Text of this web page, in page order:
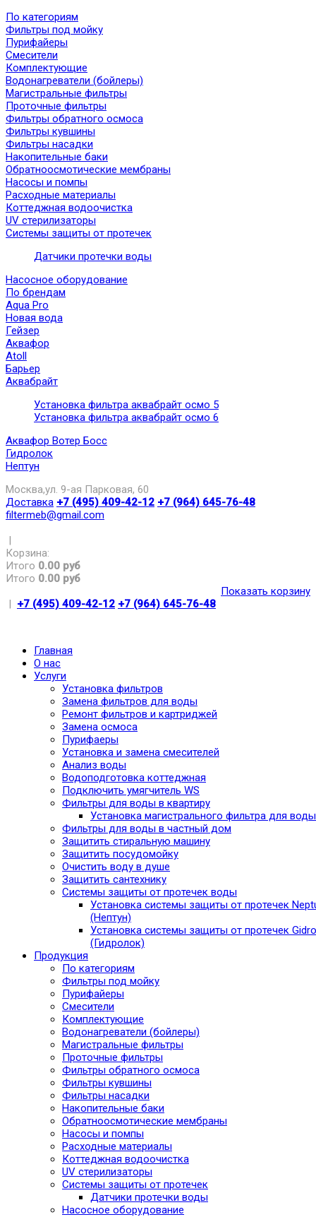
По категориям
Фильтры под мойку
Пурифайеры
Смесители
Комплектующие
Водонагреватели (бойлеры)
Магистральные фильтры
Проточные фильтры
Фильтры обратного осмоса
Фильтры кувшины
Фильтры насадки
Накопительные баки
Обратноосмотические мембраны
Насосы и помпы
Расходные материалы
Коттеджная водоочистка
UV стерилизаторы
Системы защиты от протечек
Датчики протечки воды
Насосное оборудование
По брендам
Aqua Pro
Новая вода
Гейзер
Аквафор
Atoll
Барьер
Аквабрайт
Установка фильтра аквабрайт осмо 5
Установка фильтра аквабрайт осмо 6
Аквафор Вотер Босс
Гидролок
Нептун
Москва,ул. 9-ая Парковая, 60
Доставка +7 (495) 409-42-12 +7 (964) 645-76-48
filtermeb@gmail.com
|
Корзина:
Итого 0.00 руб
Итого 0.00 руб
Показать корзину
| +7 (495) 409-42-12 +7 (964) 645-76-48
Главная
О нас
Услуги
Установка фильтров
Замена фильтров для воды
Ремонт фильтров и картриджей
Замена осмоса
Пурифаеры
Установка и замена смесителей
Анализ воды
Водоподготовка коттеджная
Подключить умягчитель WS
Фильтры для воды в квартиру
Установка магистрального фильтра для воды
Фильтры для воды в частный дом
Защитить стиральную машину
Защитить посудомойку
Очистить воду в душе
Защитить сантехнику
Системы защиты от протечек воды
Установка системы защиты от протечек
(Нептун)
Установка системы защиты от протечек
(Гидролок)
Продукция
По категориям
Фильтры под мойку
Пурифайеры
Смесители
Комплектующие
Водонагреватели (бойлеры)
Магистральные фильтры
Проточные фильтры
Фильтры обратного осмоса
Фильтры кувшины
Фильтры насадки
Накопительные баки
Обратноосмотические мембраны
Насосы и помпы
Расходные материалы
Коттеджная водоочистка
UV стерилизаторы
Системы защиты от протечек
Датчики протечки воды
Насосное оборудование